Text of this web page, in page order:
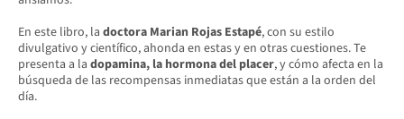
En este libro, la doctora Marian Rojas Estapé, con su estilo
divulgativo y científico, ahonda en estas y en otras cuestiones. Te
presenta a la dopamina, la hormona del placer, y cómo afecta en la
búsqueda de las recompensas inmediatas que están a la orden del
día.